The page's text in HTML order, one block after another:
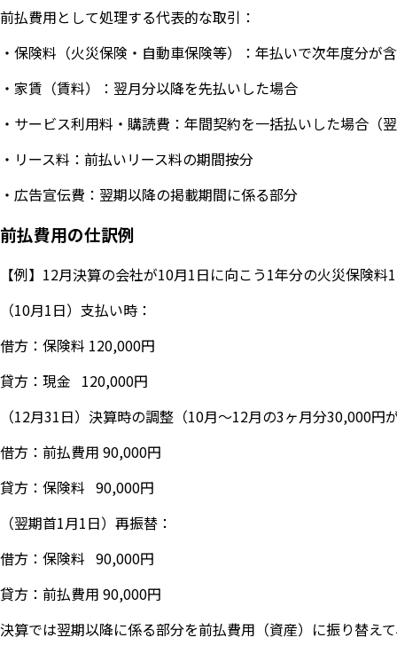
前払費用として処理する代表的な取引：
・保険料（火災保険・自動車保険等）：年払いで次年度分が
・家賃（賃料）：翌月分以降を先払いした場合
・サービス利用料・購読費：年間契約を一括払いした場合（
・リース料：前払いリース料の期間按分
・広告宣伝費：翌期以降の掲載期間に係る部分
前払費用の仕訳例
【例】12月決算の会社が10月1日に向こう1年分の火災保険
（10月1日）支払い時：
借方：保険料 120,000円
貸方：現金 120,000円
（12月31日）決算時の調整（10月〜12月の3ヶ月分30,000
借方：前払費用 90,000円
貸方：保険料 90,000円
（翌期首1月1日）再振替：
借方：保険料 90,000円
貸方：前払費用 90,000円
決算では翌期以降に係る部分を前払費用（資産）に振り替え